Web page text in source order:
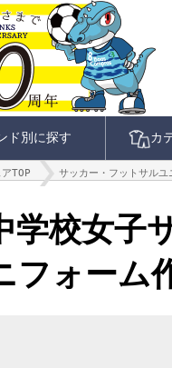
ド別に探す カ
TOP サッカー・フットサル
学校女
フォーム